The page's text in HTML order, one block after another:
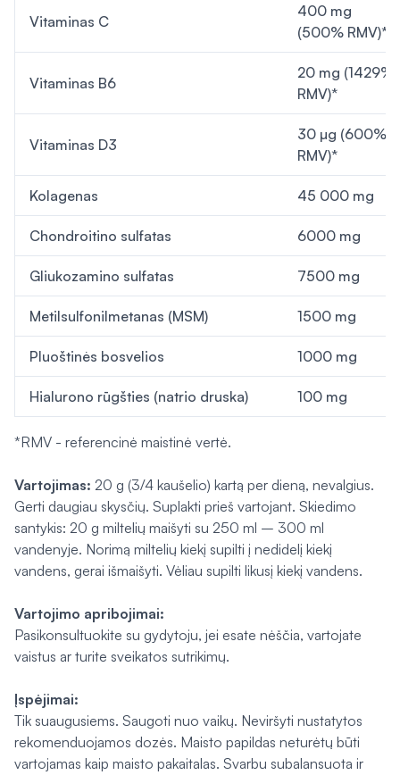
Vitaminas C
400 mg
(500% RMV)*
Vitaminas B6
20 mg (1429%
RMV)*
Vitaminas D3
30 µg (600%
RMV)*
Kolagenas 45 000 mg
Chondroitino sulfatas 6000 mg
Gliukozamino sulfatas 7500 mg
Metilsulfonilmetanas (MSM) 1500 mg
Pluoštinės bosvelios 1000 mg
Hialurono rūgšties (natrio druska) 100 mg
*RMV - referencinė maistinė vertė.
Vartojimas: 20 g (3/4 kaušelio) kartą per dieną, nevalgius.
Gerti daugiau skysčių. Suplakti prieš vartojant. Skiedimo
santykis: 20 g miltelių maišyti su 250 ml – 300 ml
vandenyje. Norimą miltelių kiekį supilti į nedidelį kiekį
vandens, gerai išmaišyti. Vėliau supilti likusį kiekį vandens.
Vartojimo apribojimai:
Pasikonsultuokite su gydytoju, jei esate nėščia, vartojate
vaistus ar turite sveikatos sutrikimų.
Įspėjimai:
Tik suaugusiems. Saugoti nuo vaikų. Neviršyti nustatytos
rekomenduojamos dozės. Maisto papildas neturėtų būti
vartojamas kaip maisto pakaitalas. Svarbu subalansuota ir